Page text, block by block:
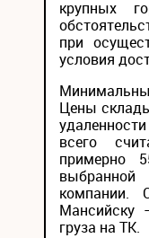
крупных
при
условия
Цены
всего
примерно
компании.
груза на ТК.